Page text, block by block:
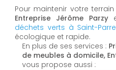
Pour maintenir votre
Entreprise Jérôme Parzy
déchets verts à Saint-
écologique et rapide.
En plus de ses services :
de meubles à domicile,
vous propose aussi :